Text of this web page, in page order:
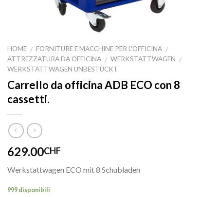
HOME / FORNITURE E MACCHINE PER L'OFFICINA /
ATTREZZATURA DA OFFICINA / WERKSTATTWAGEN /
WERKSTATTWAGEN UNBESTÜCKT
Carrello da officina ADB ECO con 8
cassetti.
629.00CHF
Werkstattwagen ECO mit 8 Schubladen
999 disponibili